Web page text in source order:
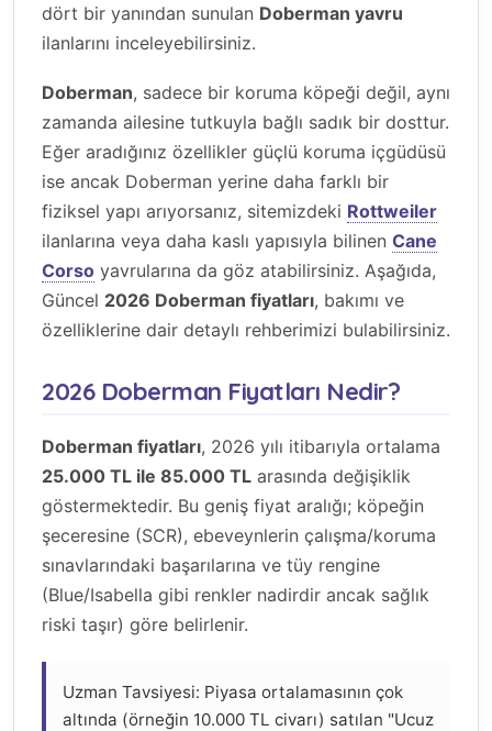
dört bir yanından sunulan Doberman yavru
ilanlarını inceleyebilirsiniz.
Doberman, sadece bir koruma köpeği değil, aynı
zamanda ailesine tutkuyla bağlı sadık bir dosttur.
Eğer aradığınız özellikler güçlü koruma içgüdüsü
ise ancak Doberman yerine daha farklı bir
fiziksel yapı arıyorsanız, sitemizdeki Rottweiler
ilanlarına veya daha kaslı yapısıyla bilinen Cane
Corso yavrularına da göz atabilirsiniz. Aşağıda,
Güncel 2026 Doberman fiyatları, bakımı ve
özelliklerine dair detaylı rehberimizi bulabilirsiniz.
2026 Doberman Fiyatları Nedir?
Doberman fiyatları, 2026 yılı itibarıyla ortalama
25.000 TL ile 85.000 TL arasında değişiklik
göstermektedir. Bu geniş fiyat aralığı; köpeğin
şeceresine (SCR), ebeveynlerin çalışma/koruma
sınavlarındaki başarılarına ve tüy rengine
(Blue/Isabella gibi renkler nadirdir ancak sağlık
riski taşır) göre belirlenir.
Uzman Tavsiyesi: Piyasa ortalamasının çok
altında (örneğin 10.000 TL civarı) satılan "Ucuz